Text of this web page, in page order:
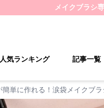
メイクブラシ
気ランキング 記事一覧
簡単に作れる！涙袋メイクブ